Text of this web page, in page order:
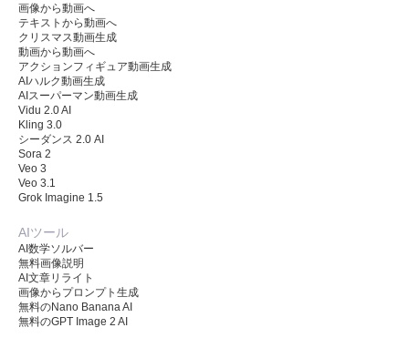
画像から動画へ
テキストから動画へ
クリスマス動画生成
動画から動画へ
アクションフィギュア動画生成
AIハルク動画生成
AIスーパーマン動画生成
Vidu 2.0 AI
Kling 3.0
シーダンス 2.0 AI
Sora 2
Veo 3
Veo 3.1
Grok Imagine 1.5
AIツール
AI数学ソルバー
無料画像説明
AI文章リライト
画像からプロンプト生成
無料のNano Banana AI
無料のGPT Image 2 AI